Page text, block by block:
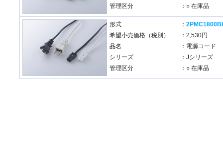
管理区分
：○ 在庫品
形式 ：
希望小売価格（税別）
：2,530円
品名
：電源コード
シリーズ
：Jシリーズ
管理区分
：○ 在庫品